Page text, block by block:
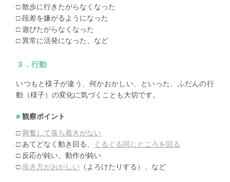
□ 散歩に行きたがらなくなった
□ 段差を嫌がるようになった
□ 遊びたがらなくなった
□ 異常に活発になった、など
３．行動
いつもと様子が違う、何かおかしい、といった、ふだんの行
動（様子）の変化に気づくことも大切です。
観察ポイント
□ 興奮して落ち着きがない
□ あてどなく動き回る、
ぐるぐる同じところを回る
□ 反応が鈍い、動作が鈍い
□歩き方がおかしい （よろけたりする）、など